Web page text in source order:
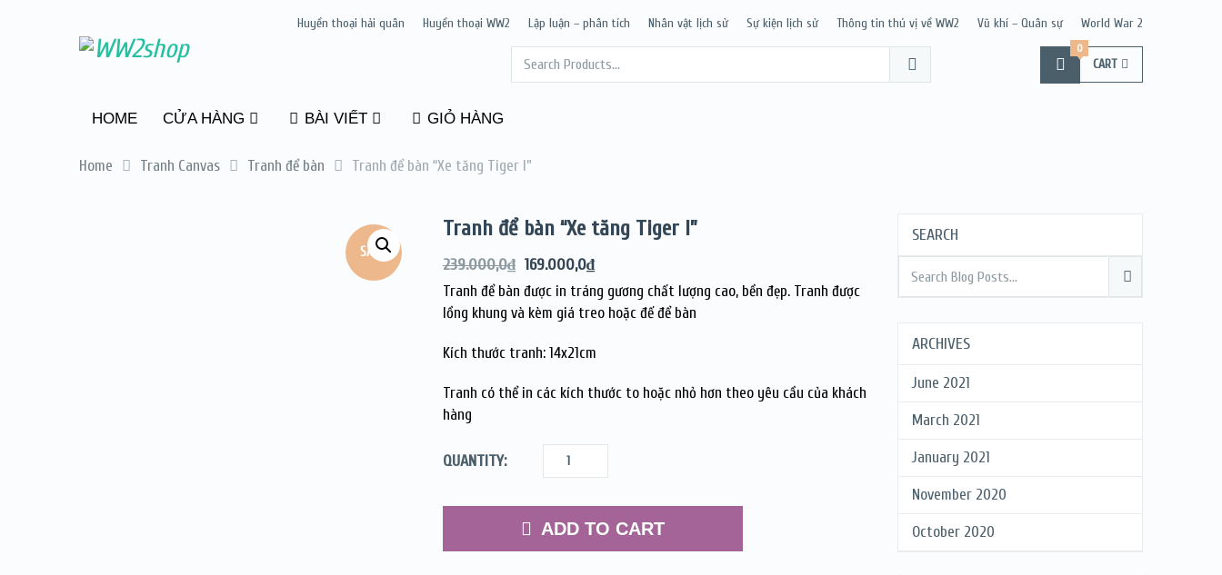
Huyền thoại hải quân Huyền thoại WW2 Lập luận – phân tích Nhân vật lịch sử Sự kiện lịch sử Thông tin thú vị về WW2 Vũ khí – Quân sự World War 2
CART
0
HOME CỬA HÀNG BÀI VIẾT GIỎ HÀNG
Home Tranh Canvas Tranh để bàn Tranh để bàn “Xe tăng Tiger I”
SALE!
Tranh để bàn “Xe tăng Tiger I”
239.000,0₫ 169.000,0₫
Tranh để bàn được in tráng gương chất lượng cao, bền đẹp. Tranh được
lồng khung và kèm giá treo hoặc đế để bàn
Kích thước tranh: 14x21cm
Tranh có thể in các kích thước to hoặc nhỏ hơn theo yêu cầu của khách
hàng
QUANTITY:
ADD TO CART
SEARCH
ARCHIVES
June 2021
March 2021
January 2021
November 2020
October 2020